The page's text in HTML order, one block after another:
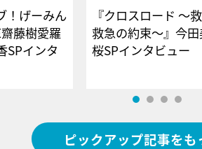
！げーみん
藤樹愛羅
SPインタ
『クロスロード ～
救急の約束～』今
桜SPインタビュ
ピックアップ記事をも